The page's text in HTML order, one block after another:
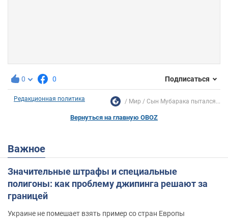
0 0 Подписаться
Редакционная политика Мир Сын Мубарака пытался...
Вернуться на главную OBOZ
Важное
Значительные штрафы и специальные
полигоны: как проблему джипинга решают за
границей
Украине не помешает взять пример со стран Европы